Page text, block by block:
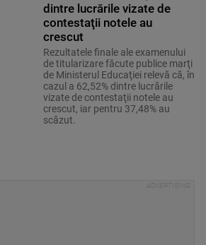
dintre lucrările vizate de
contestaţii notele au
crescut
Rezultatele finale ale examenului
de titularizare făcute publice marţi
de Ministerul Educaţiei relevă că, în
cazul a 62,52% dintre lucrările
vizate de contestaţii notele au
crescut, iar pentru 37,48% au
scăzut.